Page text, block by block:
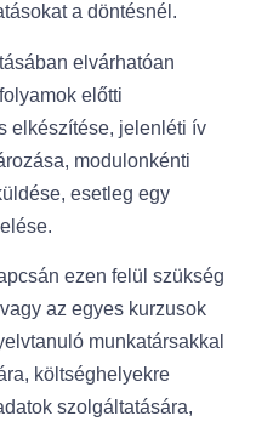
a döntésnél.
elvárhatóan
előtti
elkészítése, jelenléti ív
modulonkénti
esetleg egy
ezen felül szükség
az egyes kurzusok
munkatársakkal
költséghelyekre
szolgáltatására,